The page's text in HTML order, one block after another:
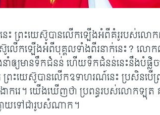
ៃ​នេះ ព្រះយេស៊ូ​បាន​លើក​ឡើង​អំពី​គំរូ​របស់​ល
ើក​ឡើង​អំពី​បុគ្គល​ទាំង​ពីរ​នាក់​នេះ? លោក​
នាំ​ឲ្យ​មាន​ទឹក​ជំនន់ ហើយ​ទឹក​ជំនន់​នេះ​នឹង​​បំផ្លិ
ះយេស៊ូ​បាន​លើក​ឧទាហរណ៍​នេះ ប្រសិន​បើ​ព្រ
ាក​រេ។ យើង​​ឃើញ​ថា ប្រពន្ធ​របស់​លោក​ឡុត
លាយ​ទៅ​ជា​រូប​សំណាក។